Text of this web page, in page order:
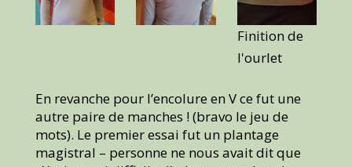
Finition de
l'ourlet
En revanche pour l’encolure en V ce fut une
autre paire de manches ! (bravo le jeu de
mots). Le premier essai fut un plantage
magistral – personne ne nous avait dit que